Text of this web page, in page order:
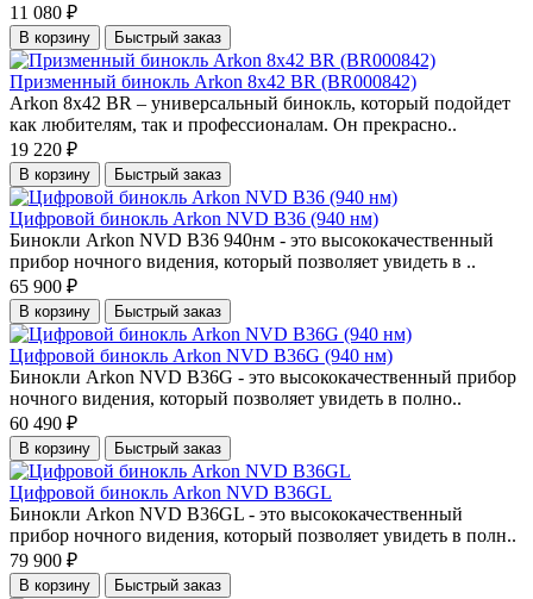
11 080 ₽
В корзину Быстрый заказ
Призменный бинокль Arkon 8х42 BR (BR000842)
Arkon 8x42 BR – универсальный бинокль, который подойдет
как любителям, так и профессионалам. Он прекрасно..
19 220 ₽
В корзину Быстрый заказ
Цифровой бинокль Arkon NVD B36 (940 нм)
Бинокли Arkon NVD B36 940нм - это высококачественный
прибор ночного видения, который позволяет увидеть в ..
65 900 ₽
В корзину Быстрый заказ
Цифровой бинокль Arkon NVD B36G (940 нм)
Бинокли Arkon NVD B36G - это высококачественный прибор
ночного видения, который позволяет увидеть в полно..
60 490 ₽
В корзину Быстрый заказ
Цифровой бинокль Arkon NVD B36GL
Бинокли Arkon NVD B36GL - это высококачественный
прибор ночного видения, который позволяет увидеть в полн..
79 900 ₽
В корзину Быстрый заказ